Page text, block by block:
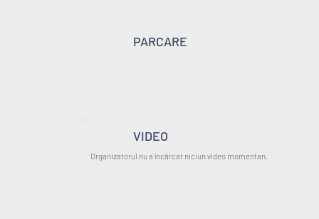
PARCARE
VIDEO
Organizatorul nu a încărcat niciun video momentan.